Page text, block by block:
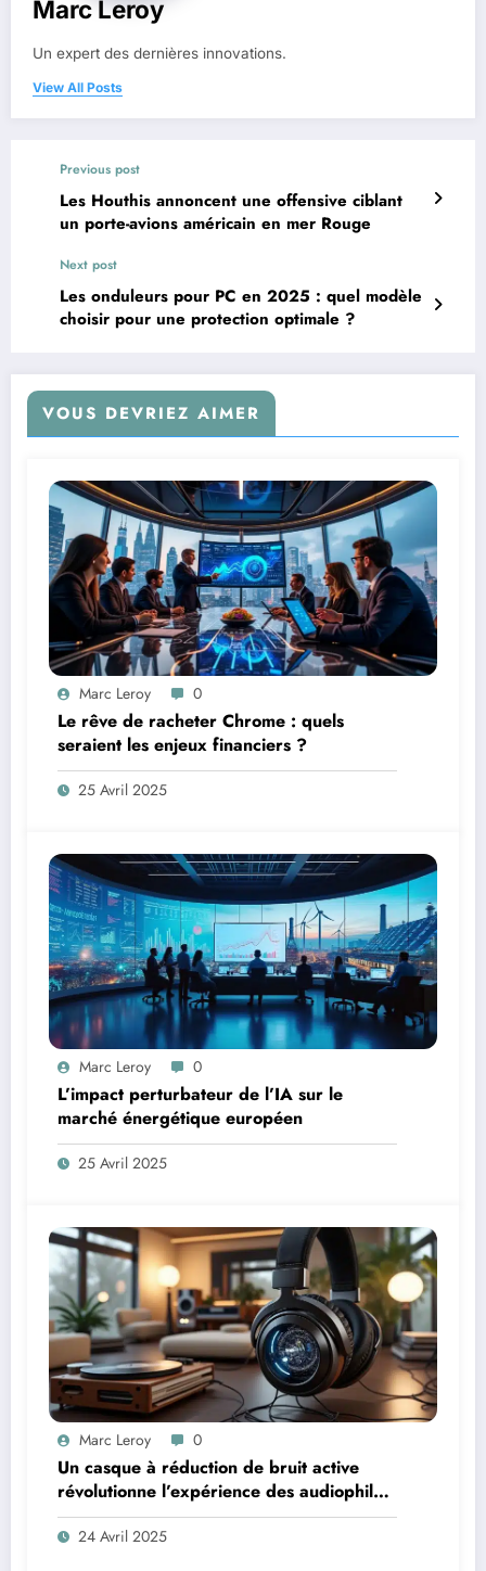
Marc Leroy
Un expert des dernières innovations.
View All Posts
Previous post
Les Houthis annoncent une offensive ciblant
un porte-avions américain en mer Rouge
Next post
Les onduleurs pour PC en 2025 : quel modèle
choisir pour une protection optimale ?
VOUS DEVRIEZ AIMER
Marc Leroy 0
Le rêve de racheter Chrome : quels
seraient les enjeux financiers ?
25 Avril 2025
Marc Leroy 0
L’impact perturbateur de l’IA sur le
marché énergétique européen
25 Avril 2025
Marc Leroy 0
Un casque à réduction de bruit active
révolutionne l’expérience des audiophiles
exigeants
24 Avril 2025